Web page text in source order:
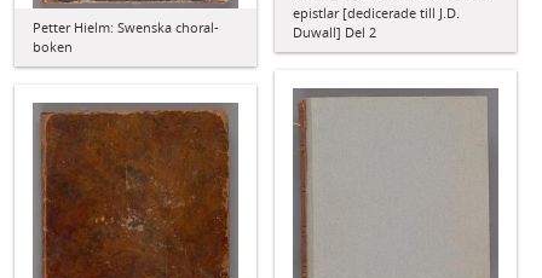
Petter Hielm: Swenska choral-
boken
epistlar [dedicerade till J.D.
Duwall] Del 2